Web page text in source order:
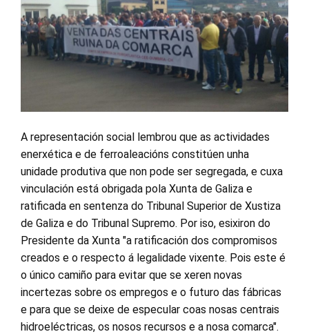
A representación social lembrou que as actividades
enerxética e de ferroaleacións constitúen unha
unidade produtiva que non pode ser segregada, e cuxa
vinculación está obrigada pola Xunta de Galiza e
ratificada en sentenza do Tribunal Superior de Xustiza
de Galiza e do Tribunal Supremo. Por iso, esixiron do
Presidente da Xunta "a ratificación dos compromisos
creados e o respecto á legalidade vixente. Pois este é
o único camiño para evitar que se xeren novas
incertezas sobre os empregos e o futuro das fábricas
e para que se deixe de especular coas nosas centrais
hidroeléctricas, os nosos recursos e a nosa comarca".